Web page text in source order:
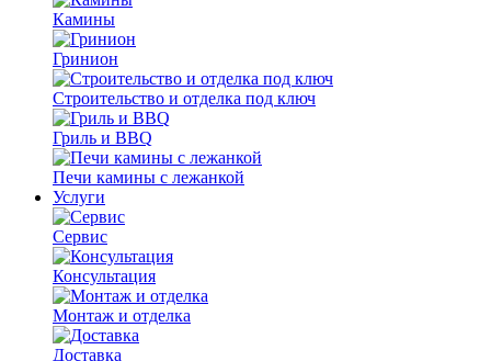
Камины
Гринион
Строительство и отделка под ключ
Гриль и BBQ
Печи камины с лежанкой
Услуги
Сервис
Консультация
Монтаж и отделка
Доставка